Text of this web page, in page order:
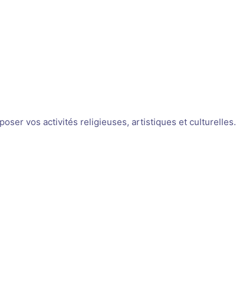
vos activités religieuses, artistiques et culturelles.